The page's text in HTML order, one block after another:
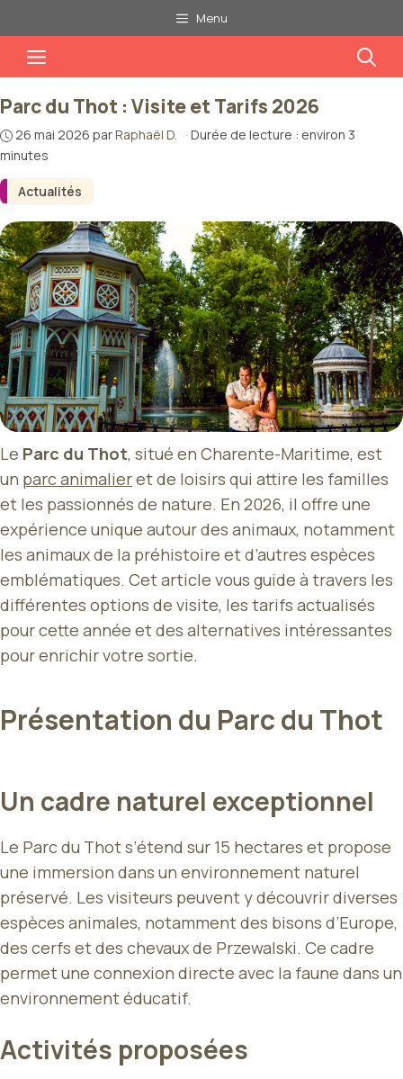
au
contenu
Menu
Menu
Actualités
Parc du Thot : Visite et Tarifs 2026
26 mai 2026 parRaphaël D. · Durée de lecture : environ 3
minutes
Le Parc du Thot, situé en Charente-Maritime, est
un parc animalieret de loisirs qui attire les familles
et les passionnés de nature. En 2026, il offre une
expérience unique autour des animaux, notamment
les animaux de la préhistoire et d’autres espèces
emblématiques. Cet article vous guide à travers les
différentes options de visite, les tarifs actualisés
pour cette année et des alternatives intéressantes
pour enrichir votre sortie.
Présentation du Parc du Thot
Un cadre naturel exceptionnel
Le Parc du Thot s’étend sur 15 hectares et propose
une immersion dans un environnement naturel
préservé. Les visiteurs peuvent y découvrir diverses
espèces animales, notamment des bisons d’Europe,
des cerfs et des chevaux de Przewalski. Ce cadre
permet une connexion directe avec la faune dans un
environnement éducatif.
Activités proposées